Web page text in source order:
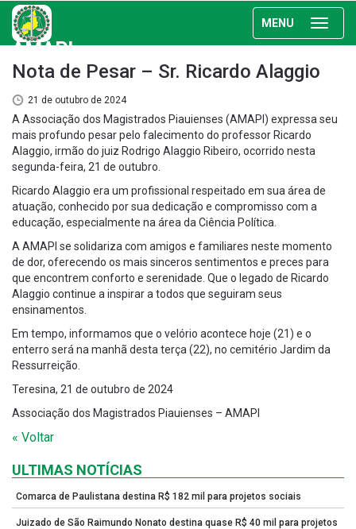
MENU
AMAPI
Nota de Pesar – Sr. Ricardo Alaggio
21 de outubro de 2024
A Associação dos Magistrados Piauienses (AMAPI) expressa seu
mais profundo pesar pelo falecimento do professor Ricardo
Alaggio, irmão do juiz Rodrigo Alaggio Ribeiro, ocorrido nesta
segunda-feira, 21 de outubro.
Ricardo Alaggio era um profissional respeitado em sua área de
atuação, conhecido por sua dedicação e compromisso com a
educação, especialmente na área da Ciência Política.
A AMAPI se solidariza com amigos e familiares neste momento
de dor, oferecendo os mais sinceros sentimentos e preces para
que encontrem conforto e serenidade. Que o legado de Ricardo
Alaggio continue a inspirar a todos que seguiram seus
ensinamentos.
Em tempo, informamos que o velório acontece hoje (21) e o
enterro será na manhã desta terça (22), no cemitério Jardim da
Ressurreição.
Teresina, 21 de outubro de 2024
Associação dos Magistrados Piauienses – AMAPI
« Voltar
ULTIMAS NOTÍCIAS
Comarca de Paulistana destina R$ 182 mil para projetos sociais
Juizado de São Raimundo Nonato destina quase R$ 40 mil para projetos